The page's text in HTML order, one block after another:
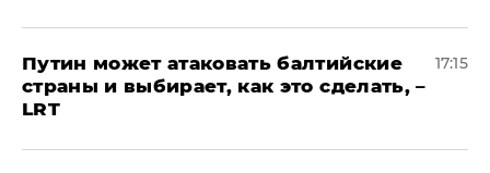
Путин может атаковать балтийские
страны и выбирает, как это сделать, –
LRT
17:15